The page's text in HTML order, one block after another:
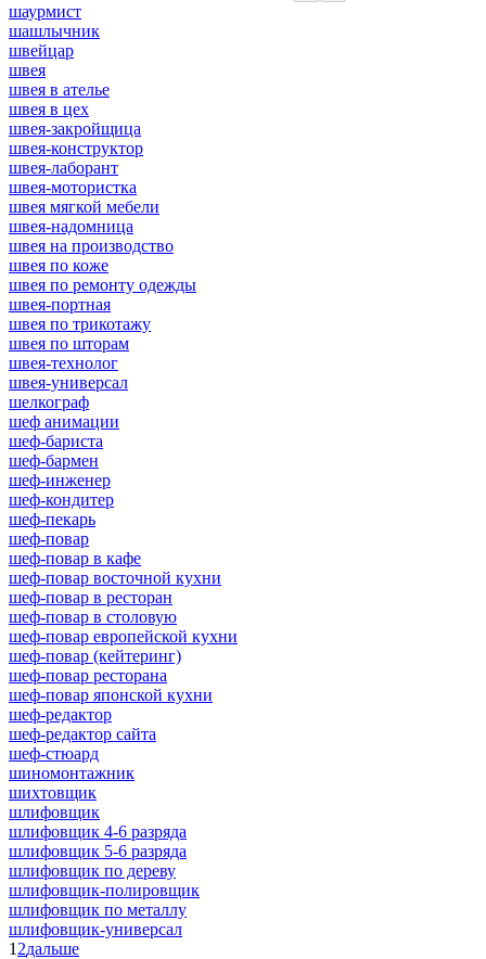
шаурмист
шашлычник
швейцар
швея
швея в ателье
швея в цех
швея-закройщица
швея-конструктор
швея-лаборант
швея-мотористка
швея мягкой мебели
швея-надомница
швея на производство
швея по коже
швея по ремонту одежды
швея-портная
швея по трикотажу
швея по шторам
швея-технолог
швея-универсал
шелкограф
шеф анимации
шеф-бариста
шеф-бармен
шеф-инженер
шеф-кондитер
шеф-пекарь
шеф-повар
шеф-повар в кафе
шеф-повар восточной кухни
шеф-повар в ресторан
шеф-повар в столовую
шеф-повар европейской кухни
шеф-повар (кейтеринг)
шеф-повар ресторана
шеф-повар японской кухни
шеф-редактор
шеф-редактор сайта
шеф-стюард
шиномонтажник
шихтовщик
шлифовщик
шлифовщик 4-6 разряда
шлифовщик 5-6 разряда
шлифовщик по дереву
шлифовщик-полировщик
шлифовщик по металлу
шлифовщик-универсал
1 2дальше